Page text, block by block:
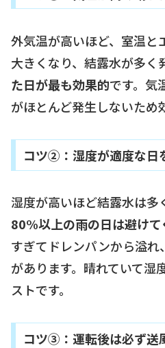
外気温が高いほど、室温と
大きくなり、結露水が多く
た日が最も効果的です。気
がほとんど発生しないため
コツ②：湿度が適度な日
湿度が高いほど結露水は多
80%以上の雨の日は避けて
すぎてドレンパンから溢
があります。晴れていて湿
ストです。
コツ③：運転後は必ず送